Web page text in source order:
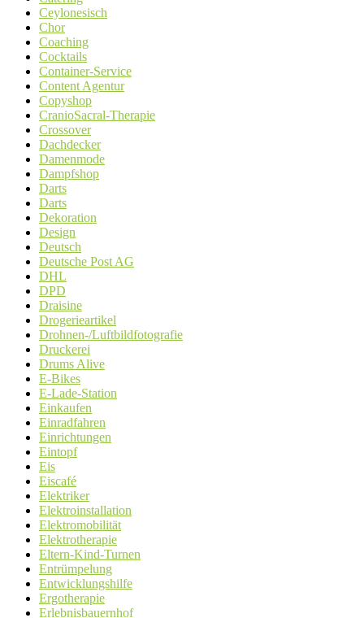
Ceylonesisch
Chor
Coaching
Cocktails
Container-Service
Content Agentur
Copyshop
CranioSacral-Therapie
Crossover
Dachdecker
Damenmode
Dampfshop
Darts
Darts
Dekoration
Design
Deutsch
Deutsche Post AG
DHL
DPD
Draisine
Drogerieartikel
Drohnen-/Luftbildfotografie
Druckerei
Drums Alive
E-Bikes
E-Lade-Station
Einkaufen
Einradfahren
Einrichtungen
Eintopf
Eis
Eiscafé
Elektriker
Elektroinstallation
Elektromobilität
Elektrotherapie
Eltern-Kind-Turnen
Entrümpelung
Entwicklungshilfe
Ergotherapie
Erlebnisbauernhof